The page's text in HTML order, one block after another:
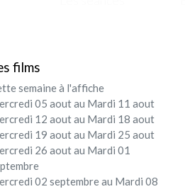
films
semaine à l'affiche
05 aout au Mardi 11 aout
12 aout au Mardi 18 aout
19 aout au Mardi 25 aout
26 aout au Mardi 01
02 septembre au Mardi 08